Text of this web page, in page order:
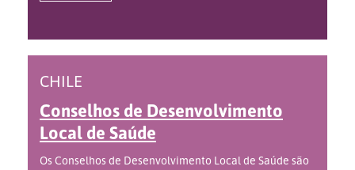
CHILE
Conselhos de Desenvolvimento
Local de Saúde
Os Conselhos de Desenvolvimento Local de Saúde são